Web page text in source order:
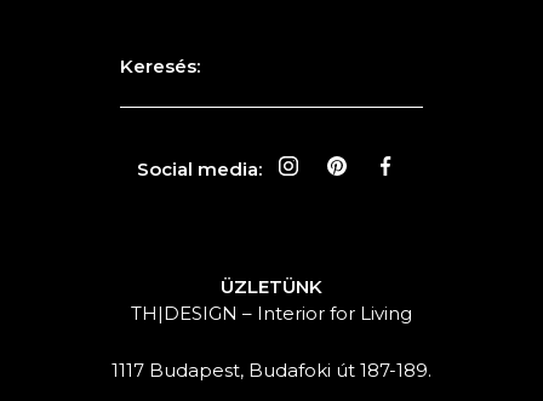
Keresés:
Social media:
ÜZLETÜNK
TH|DESIGN – Interior for Living
1117 Budapest, Budafoki út 187-189.